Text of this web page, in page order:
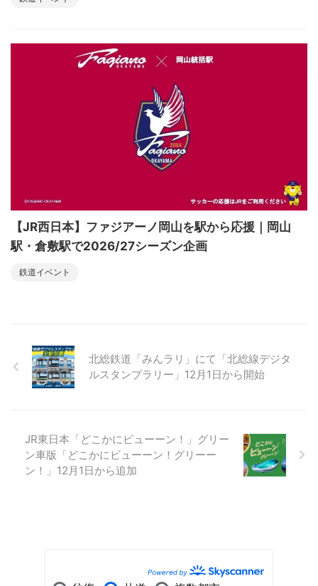
【JR西日本】ファジアーノ岡山を駅から応援｜岡山
駅・倉敷駅で2026/27シーズン企画
鉄道イベント
北総鉄道「みんラリ」にて「北総線デジタ
ルスタンプラリー」12月1日から開始
JR東日本「どこかにビューーン！」グリー
ン車版「どこかにビューーン！グリーー
ン！」12月1日から追加